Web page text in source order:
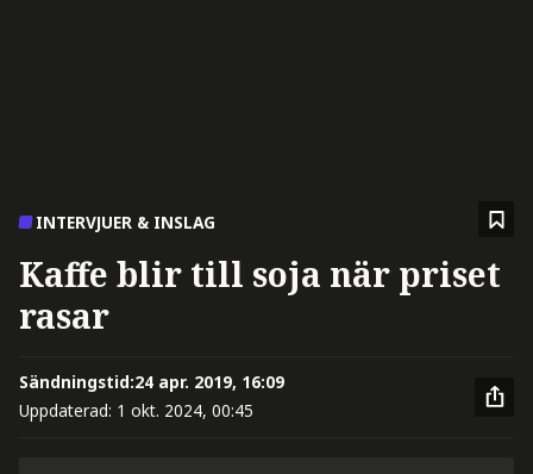
INTERVJUER & INSLAG
Kaffe blir till soja när priset
rasar
Sändningstid:24 apr. 2019, 16:09
Uppdaterad: 1 okt. 2024, 00:45